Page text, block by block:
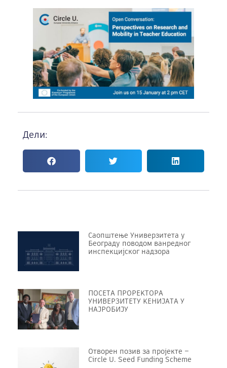
Дели:
Саопштење Универзитета у
Београду поводом ванредног
инспекцијског надзора
ПОСЕТА ПРОРЕKТОРА
УНИВЕРЗИТЕТУ KЕНИЈАТА У
НАЈРОБИЈУ
Отворен позив за пројекте –
Circle U. Seed Funding Scheme